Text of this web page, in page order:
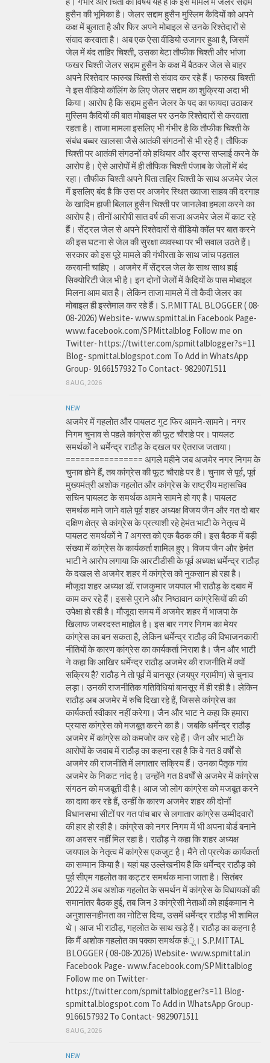
हुसैन की भूमिका है। जेलर सद्दाम हुसैन मुस्लिम कैदियों को अपने
कक्ष में बुलाता है और फिर अपने मोबाइल से उनके रिश्तेदारों से
संवाद करवाता है। अब एक ऐसा वीडियो उजागर हुआ है, जिसमें
जेल में बंद ताहिर चिश्ती, उसका बेटा तौफीक चिश्ती और भांजा
फखर चिश्ती जेलर सद्दाम हुसैन के कक्ष में बैठकर जेल से बाहर
अपने रिश्तेदार फारुख चिश्ती से संवाद कर रहे हैं। फारुख चिश्ती
ने इस वीडियो कॉलिंग के लिए जेलर सद्दाम का शुक्रिया अदा भी
किया। आरोप है कि सद्दाम हुसैन जेलर के पद का फायदा उठाकर
मुस्लिम कैदियों की बात मोबाइल पर उनके रिश्तेदारों से करवाता
रहता है। ताजा मामला इसलिए भी गंभीर है कि तौफीक चिश्ती के
संबंध बब्बर खालसा जैसे आतंकी संगठनों से भी रहे हैं। तौफिक
चिश्ती पर आतंकी संगठनों को हथियार और ड्रग्स सप्लाई करने के
आरोप है। ऐसे आरोपों में ही तौफिक चिश्ती पंजाब के जेलों में बंद
रहा। तौफीक चिश्ती अपने पिता ताहिर चिश्ती के साथ अजमेर जेल
में इसलिए बंद है कि उस पर अजमेर स्थित ख्वाजा साहब की दरगाह
के खादिम हाजी बिलाल हुसैन चिश्ती पर जानलेवा हमला करने का
आरोप है। तीनों आरोपी सात वर्ष की सजा अजमेर जेल में काट रहे
हैं। सेंट्रल जेल से अपने रिश्तेदारों से वीडियो कॉल पर बात करने
की इस घटना से जेल की सुरक्षा व्यवस्था पर भी सवाल उठते हैं।
सरकार को इस पूरे मामले की गंभीरता के साथ जांच पड़ताल
करवानी चाहिए । अजमेर में सेंट्रल जेल के साथ साथ हाई
सिक्योरिटी जेल भी है। इन दोनों जेलों में कैदियों के पास मोबाइल
मिलना आम बात है। लेकिन ताजा मामले में तो कैदी जेलर का
मोबाइल ही इस्तेमाल कर रहे हैं। S.P.MITTAL BLOGGER ( 08-
08-2026) Website- www.spmittal.in Facebook Page-
www.facebook.com/SPMittalblog Follow me on
Twitter- https://twitter.com/spmittalblogger?s=11
Blog- spmittal.blogspot.com To Add in WhatsApp
Group- 9166157932 To Contact- 9829071511
8 AUG, 2026
NEW
अजमेर में गहलोत और पायलट गुट फिर आमने-सामने। नगर
निगम चुनाव से पहले कांग्रेस की फूट चौराहे पर। पायलट
समर्थकों ने धर्मेन्द्र राठौड़ के दखल पर ऐतराज जताया।
================ अगले महीने जब अजमेर नगर निगम के
चुनाव होने हैं, तब कांग्रेस की फूट चौराहे पर है। चुनाव से पूर्व, पूर्व
मुख्यमंत्री अशोक गहलोत और कांग्रेस के राष्ट्रीय महासचिव
सचिन पायलट के समर्थक आमने सामने हो गए है। पायलट
समर्थक माने जाने वाले पूर्व शहर अध्यक्ष विजय जैन और गत दो बार
दक्षिण क्षेत्र से कांग्रेस के प्रत्याशी रहे हेमंत भाटी के नेतृत्व में
पायलट समर्थकों ने 7 अगस्त को एक बैठक की। इस बैठक में बड़ी
संख्या में कांग्रेस के कार्यकर्ता शामिल हुए। विजय जैन और हेमंत
भाटी ने आरोप लगाया कि आरटीडीसी के पूर्व अध्यक्ष धर्मेन्द्र राठौड़
के दखल से अजमेर शहर में कांग्रेस को नुकसान हो रहा है।
मौजूदा शहर अध्यक्ष डॉ. राजकुमार जयपाल भी राठौड़ के दबाव में
काम कर रहे हैं। इससे पुराने और निष्ठावान कांग्रेसियों की की
उपेक्षा हो रही है। मौजूदा समय में अजमेर शहर में भाजपा के
खिलाफ जबरदस्त माहोल है। इस बार नगर निगम का मेयर
कांग्रेस का बन सकता है, लेकिन धर्मेन्द्र राठौड़ की विभाजनकारी
नीतियों के कारण कांग्रेस का कार्यकर्ता निराश है। जैन और भाटी
ने कहा कि आखिर धर्मेन्द्र राठौड़ अजमेर की राजनीति में क्यों
सक्रिय हैै? राठौड़ ने तो पूर्व में बानसूर (जयपुर ग्रामीण) से चुनाव
लड़ा। उनकी राजनीतिक गतिविधियां बानसूर में ही रही है। लेकिन
राठौड़ अब अजमेर में रुचि दिखा रहे हैं, जिससे कांग्रेस का
कार्यकर्ता स्वीकार नहीं करेगा। जैन और भाट ने कहा कि हमारा
प्रयास कांग्रेस को मजबूत करने का है। जबकि धर्मेन्द्र राठौड़
अजमेर में कांग्रेस को कमजोर कर रहे हैं। जैन और भाटी के
आरोपों के जवाब में राठौड़ का कहना रहा है कि वे गत 8 वर्षों से
अजमेर की राजनीति में लगातार सक्रिय हैं। उनका पैतृक गांव
अजमेर के निकट नांद है। उन्होंने गत 8 वर्षों से अजमेर में कांग्रेस
संगठन को मजबूती दी है। आज जो लोग कांग्रेस को मजबूत करने
का दावा कर रहे हैं, उन्हीं के कारण अजमेर शहर की दोनों
विधानसभा सीटों पर गत पांच बार से लगातार कांग्रेस उम्मीदवारों
की हार हो रही है। कांग्रेस को नगर निगम में भी अपना बोर्ड बनाने
का अवसर नहीं मिल रहा है। राठौड़ ने कहा कि शहर अध्यक्ष
जयपाल के नेतृत्व में कांग्रेस एकजुट है। मैंने तो प्रत्येक कार्यकर्ता
का सम्मान किया है। यहां यह उल्लेखनीय है कि धर्मेन्द्र राठौड़ को
पूर्व सीएम गहलोत का कट्टर समर्थक माना जाता है। सितंबर
2022 में अब अशोक गहलोत के समर्थन में कांग्रेस के विधायकों की
समानांतर बैठक हुई, तब जिन 3 कांग्रेसी नेताओं को हाईकमान ने
अनुशासनहीनता का नोटिस दिया, उसमें धर्मेन्द्र राठौड़ भी शामिल
थे। आज भी राठौड़, गहलोत के साथ खड़े हैं। राठौड़ का कहना है
कि मैं अशोक गहलोत का पक्का समर्थक हंू। S.P.MITTAL
BLOGGER ( 08-08-2026) Website- www.spmittal.in
Facebook Page- www.facebook.com/SPMittalblog
Follow me on Twitter-
https://twitter.com/spmittalblogger?s=11 Blog-
spmittal.blogspot.com To Add in WhatsApp Group-
9166157932 To Contact- 9829071511
8 AUG, 2026
NEW